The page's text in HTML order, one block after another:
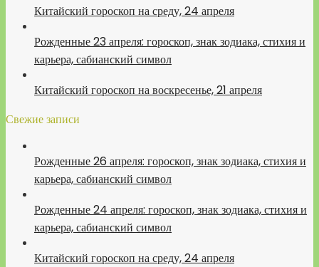
Китайский гороскоп на среду, 24 апреля
Рожденные 23 апреля: гороскоп, знак зодиака, стихия и
карьера, сабианский символ
Китайский гороскоп на воскресенье, 21 апреля
Свежие записи
Рожденные 26 апреля: гороскоп, знак зодиака, стихия и
карьера, сабианский символ
Рожденные 24 апреля: гороскоп, знак зодиака, стихия и
карьера, сабианский символ
Китайский гороскоп на среду, 24 апреля